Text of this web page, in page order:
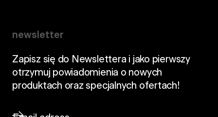
newsletter
Zapisz się do Newslettera i jako pierwszy
otrzymuj powiadomienia o nowych
produktach oraz specjalnych ofertach!